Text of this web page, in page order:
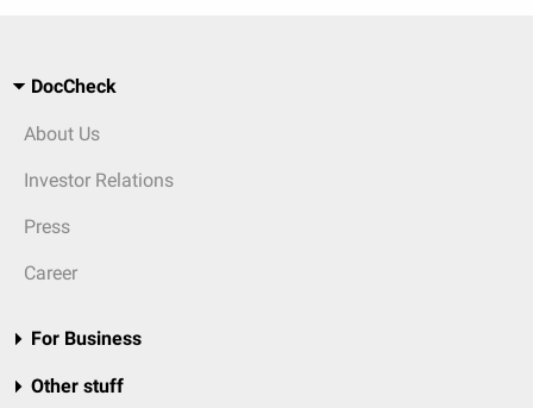
DocCheck
About Us
Investor Relations
Press
Career
For Business
Other stuff